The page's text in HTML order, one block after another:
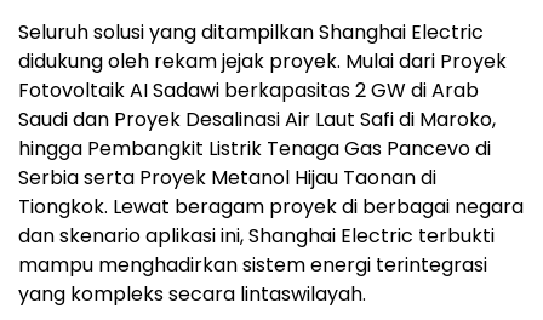
Seluruh solusi yang ditampilkan Shanghai Electric
didukung oleh rekam jejak proyek. Mulai dari Proyek
Fotovoltaik AI Sadawi berkapasitas 2 GW di Arab
Saudi dan Proyek Desalinasi Air Laut Safi di Maroko,
hingga Pembangkit Listrik Tenaga Gas Pancevo di
Serbia serta Proyek Metanol Hijau Taonan di
Tiongkok. Lewat beragam proyek di berbagai negara
dan skenario aplikasi ini, Shanghai Electric terbukti
mampu menghadirkan sistem energi terintegrasi
yang kompleks secara lintaswilayah.